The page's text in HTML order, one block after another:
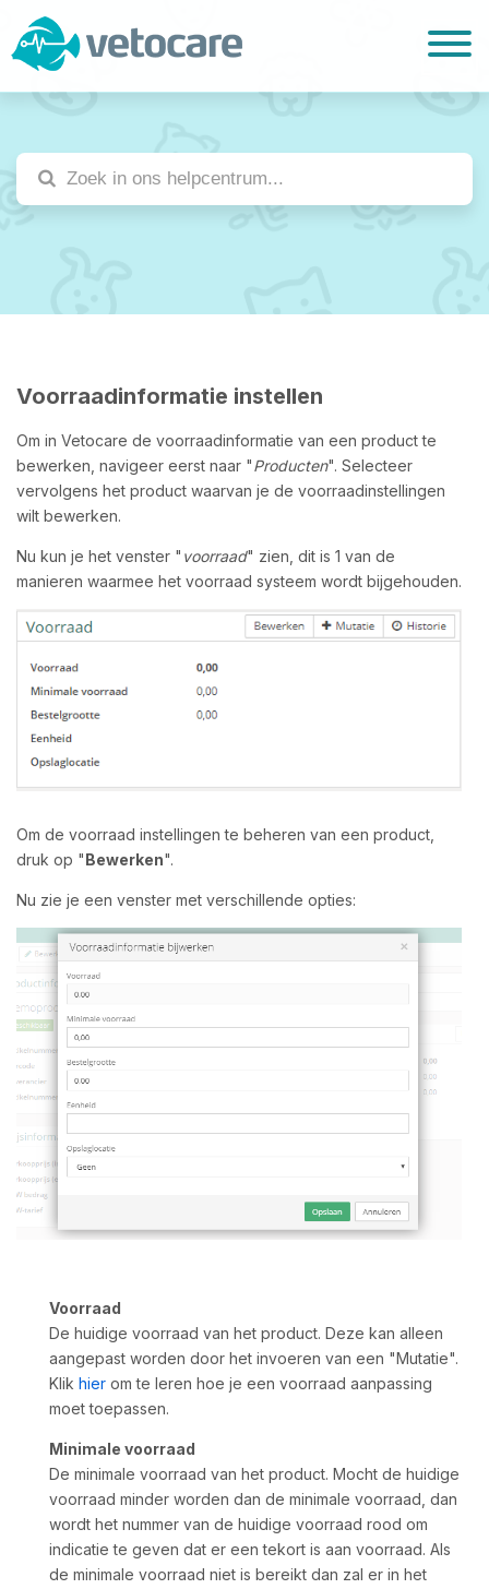
Voorraadinformatie instellen
Om in Vetocare de voorraadinformatie van een product te
bewerken, navigeer eerst naar "Producten". Selecteer
vervolgens het product waarvan je de voorraadinstellingen
wilt bewerken.
Nu kun je het venster " voorraad" zien, dit is 1 van de
manieren waarmee het voorraad systeem wordt bijgehouden.
Om de voorraad instellingen te beheren van een product,
druk op "Bewerken".
Nu zie je een venster met verschillende opties:
Voorraad
De huidige voorraad van het product. Deze kan alleen
aangepast worden door het invoeren van een "Mutatie".
Klik hier om te leren hoe je een voorraad aanpassing
moet toepassen.
Minimale voorraad
De minimale voorraad van het product. Mocht de huidige
voorraad minder worden dan de minimale voorraad, dan
wordt het nummer van de huidige voorraad rood om
indicatie te geven dat er een tekort is aan voorraad. Als
de minimale voorraad niet is bereikt dan zal er in het